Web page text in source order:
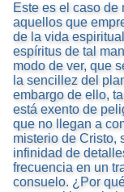
Este es el caso de
aquellos que
de la vida
espíritus de tal
modo de ver, que
la sencillez del
embargo de ello,
está exento de
que no llegan a
misterio de Cristo,
infinidad de
frecuencia en un
consuelo. ¿Por